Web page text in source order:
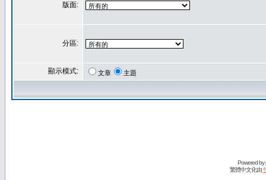
版面:
分區:
顯示模式: 文章 主題
Powered by
繁體中文化由